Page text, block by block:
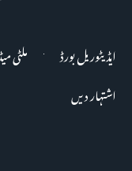
ایڈیٹوریل بورڈ ملٹی
اشتہار دیں